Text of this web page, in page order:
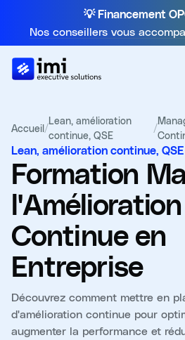
💡 Financement
Nos conseillers vous
Accueil/
Lean, amélioration
continue, QSE
/
Lean, amélioration continue, QSE
Formation
l'Amélioration
Continue en
Entreprise
Découvrez comment mettre en
d'amélioration continue pour
augmenter la performance et